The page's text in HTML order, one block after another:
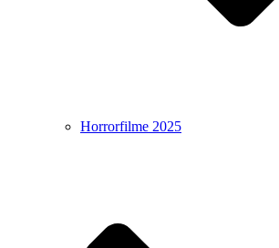
Horrorfilme 2025